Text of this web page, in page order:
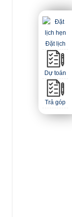
Đặt lịch
Dự toán
Trả góp